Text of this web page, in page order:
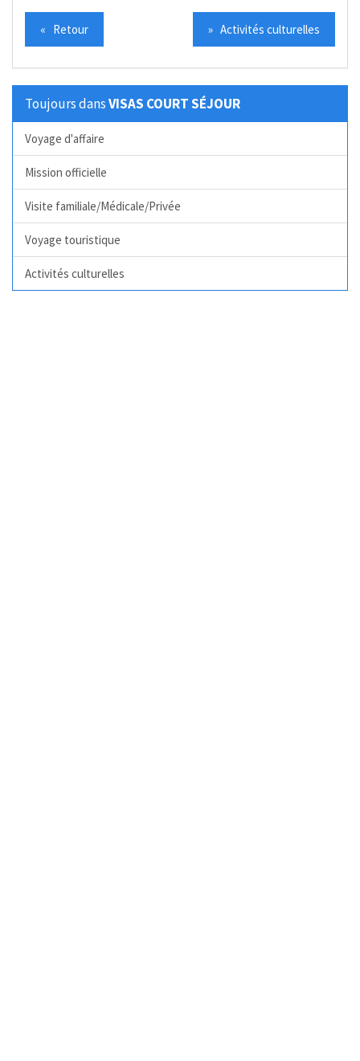
« Retour » Activités culturelles
Toujours dansVISAS COURT SÉJOUR
Voyage d'affaire
Mission officielle
Visite familiale/Médicale/Privée
Voyage touristique
Activités culturelles